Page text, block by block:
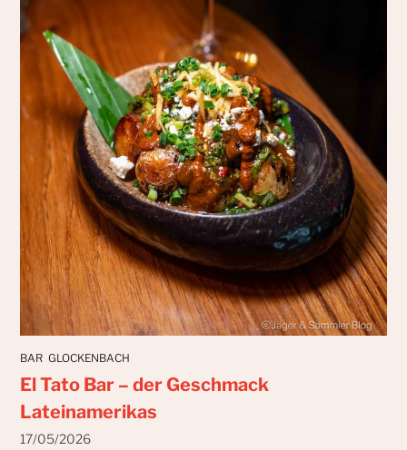
BAR GLOCKENBACH
El Tato Bar – der Geschmack
Lateinamerikas
17/05/2026